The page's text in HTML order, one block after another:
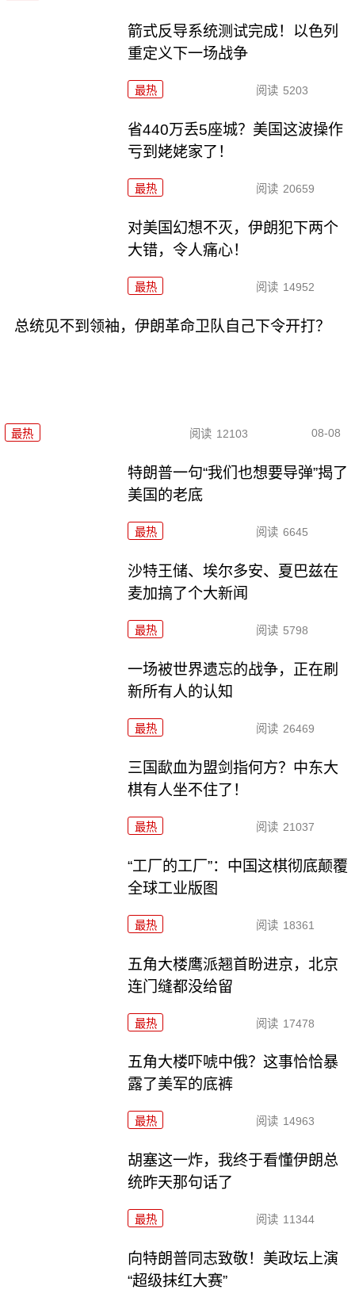
箭式反导系统测试完成！以色列
重定义下一场战争
最热 阅读 5203
省440万丢5座城？美国这波操作
亏到姥姥家了！
最热 阅读 20659
对美国幻想不灭，伊朗犯下两个
大错，令人痛心！
最热 阅读 14952
总统见不到领袖，伊朗革命卫队自己下令开打？
最热 阅读 12103 08-08
特朗普一句“我们也想要导弹”揭了
美国的老底
最热 阅读 6645
沙特王储、埃尔多安、夏巴兹在
麦加搞了个大新闻
最热 阅读 5798
一场被世界遗忘的战争，正在刷
新所有人的认知
最热 阅读 26469
三国歃血为盟剑指何方？中东大
棋有人坐不住了！
最热 阅读 21037
“工厂的工厂”：中国这棋彻底颠覆
全球工业版图
最热 阅读 18361
五角大楼鹰派翘首盼进京，北京
连门缝都没给留
最热 阅读 17478
五角大楼吓唬中俄？这事恰恰暴
露了美军的底裤
最热 阅读 14963
胡塞这一炸，我终于看懂伊朗总
统昨天那句话了
最热 阅读 11344
向特朗普同志致敬！美政坛上演
“超级抹红大赛”